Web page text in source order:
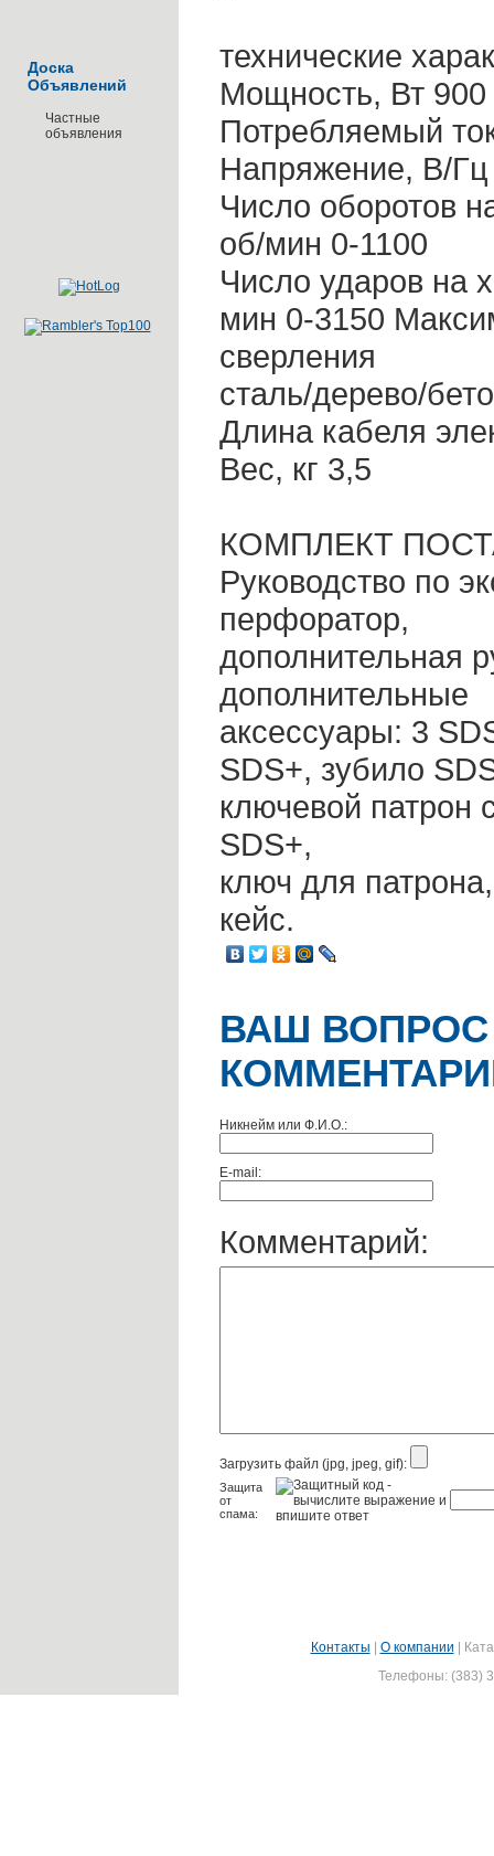
Доска
Объявлений
Частные
объявления
технические
Мощность, Вт 900
Потребляемый
Напряжение, В/
Число оборотов
об/мин 0-1100
Число ударов на
мин 0-3150
сверления
сталь/дерево/
Длина кабеля
Вес, кг 3,5
КОМПЛЕКТ
Руководство по
перфоратор,
дополнительная
дополнительные
аксессуары: 3
SDS+, зубило
ключевой патрон
SDS+,
ключ для
кейс.
ВАШ
Никнейм или Ф.И.О.:
E-mail:
Комментарий:
Загрузить файл (jpg, jpeg, gif):
Защита
от
спама:
Контакты О компании
Телефоны: (383)